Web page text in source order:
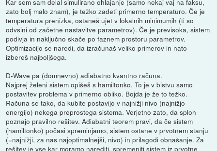
Kar sem sam delal simulirano ohlajanje (samo nekaj vaj na faksu,
zato bolj malo znam), je težko zadeti primerno temperaturo. Če je
temperatura prenizka, ostaneš ujet v lokalnih minimumih (ti so
odvsini od začetne nastavitve parametrov). Če je previsoka, sistem
podivja in naključno skače po faznem prostoru parametrov.
Optimizacijo se naredi, da izračunaš veliko primerov in nato
izbereš najboljšega.
D-Wave pa (domnevno) adiabatno kvantno računa.
Najprej želeni sistem opišeš s hamiltonko. To je v bistvu samo
postavitev problema v primerno obliko. Bojda je že to težko.
Računa se tako, da kubite postavijo v najnižji nivo (najnižjo
energijo) nekega preprostega sistema. Verjetno zato, da sploh
poznajo pravilno rešitev. Adiabatni teorem pravi, da če sistem
(hamiltonko) počasi spreminjamo, sistem ostane v prvotnem stanju
(=najnižji, za nas najoptimalnejši, nivo) in prilagodi obnašanje. Za
rešitev je vse kar moramo narediti, spremeniti sistem iz prvotne